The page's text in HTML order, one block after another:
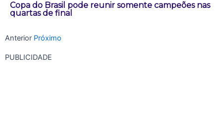
Copa do Brasil pode reunir somente campeões nas
quartas de final
Anterior Próximo
PUBLICIDADE